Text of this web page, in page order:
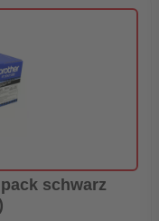
schwarz